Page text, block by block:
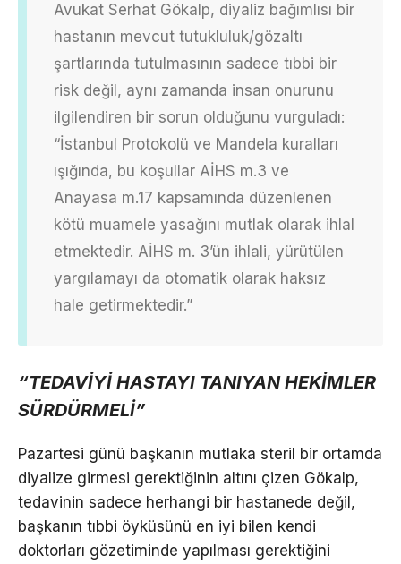
Avukat Serhat Gökalp, diyaliz bağımlısı bir
hastanın mevcut tutukluluk/gözaltı
şartlarında tutulmasının sadece tıbbi bir
risk değil, aynı zamanda insan onurunu
ilgilendiren bir sorun olduğunu vurguladı:
“İstanbul Protokolü ve Mandela kuralları
ışığında, bu koşullar AİHS m.3 ve
Anayasa m.17 kapsamında düzenlenen
kötü muamele yasağını mutlak olarak ihlal
etmektedir. AİHS m. 3’ün ihlali, yürütülen
yargılamayı da otomatik olarak haksız
hale getirmektedir.”
“TEDAVİYİ HASTAYI TANIYAN HEKİMLER
SÜRDÜRMELİ”
Pazartesi günü başkanın mutlaka steril bir ortamda
diyalize girmesi gerektiğinin altını çizen Gökalp,
tedavinin sadece herhangi bir hastanede değil,
başkanın tıbbi öyküsünü en iyi bilen kendi
doktorları gözetiminde yapılması gerektiğini